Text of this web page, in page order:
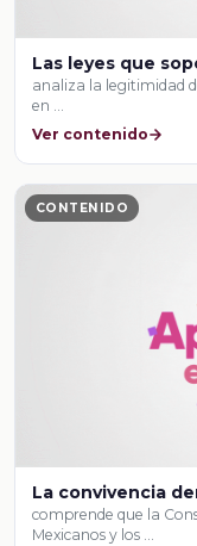
Las leyes que
analiza la legitimidad
en …
Ver contenido
CONTENIDO
La convivencia
comprende que la
Mexicanos y los …